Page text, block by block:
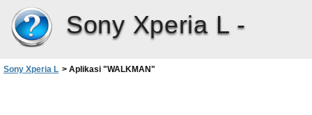
Sony Xperia L -
Sony Xperia L > Aplikasi "WALKMAN"